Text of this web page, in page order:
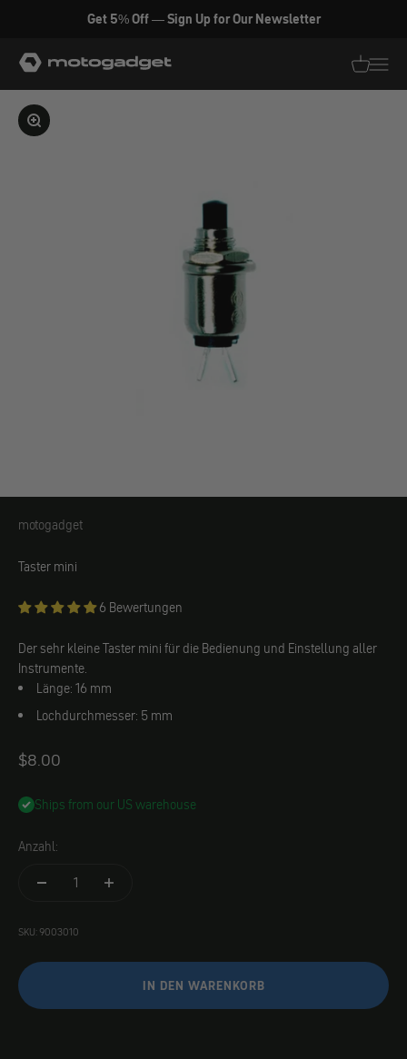
Zum Inhalt springen
Get 5% Off — Sign Up for Our Newsletter
motogadget GmbH
Bild vergrößern
motogadget
motogadget
Taster mini
6 Bewertungen
Der sehr kleine Taster mini für die Bedienung und Einstellung aller
Instrumente.
Länge: 16 mm
Lochdurchmesser: 5 mm
Angebot
$8.00
Ships from our US warehouse
Anzahl:
SKU: 9003010
IN DEN WARENKORB